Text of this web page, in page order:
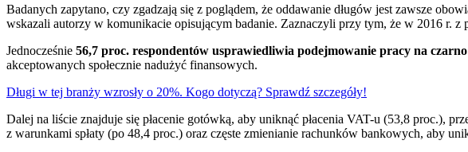
Badanych zapytano, czy zgadzają się z poglądem, że oddawanie długów jest zawsze
wskazali autorzy w komunikacie opisującym badanie. Zaznaczyli przy tym, że w 2016 r. z
Jednocześnie 56,7 proc. respondentów usprawiedliwia podejmowanie pracy na
akceptowanych społecznie nadużyć finansowych.
Długi w tej branży wzrosły o 20%. Kogo dotyczą? Sprawdź szczegóły!
Dalej na liście znajduje się płacenie gotówką, aby uniknąć płacenia VAT-u (53,8 proc.),
z warunkami spłaty (po 48,4 proc.) oraz częste zmienianie rachunków bankowych, aby